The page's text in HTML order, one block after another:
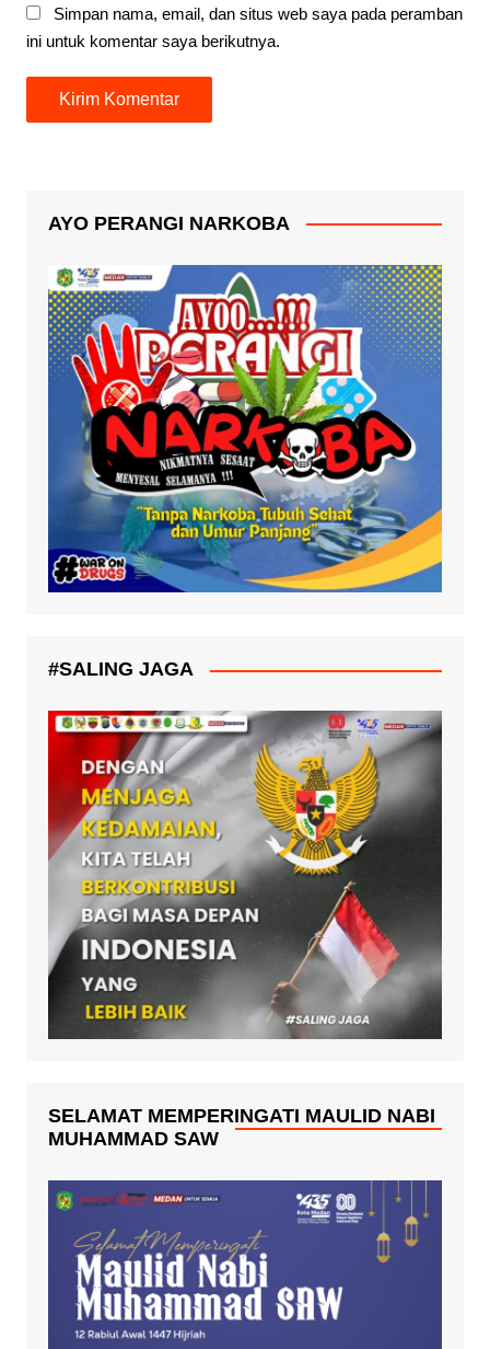
Simpan nama, email, dan situs web saya pada peramban
ini untuk komentar saya berikutnya.
AYO PERANGI NARKOBA
#SALING JAGA
SELAMAT MEMPERINGATI MAULID NABI
MUHAMMAD SAW